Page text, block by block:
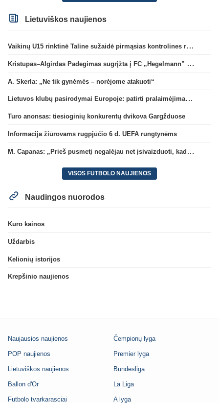
Lietuviškos naujienos
Vaikinų U15 rinktinė Taline sužaidė pirmąsias kontrolines rungtynes
Kristupas–Algirdas Padegimas sugrįžta į FC „Hegelmann” B sudėtį
A. Skerla: „Ne tik gynėmės – norėjome atakuoti“
Lietuvos klubų pasirodymai Europoje: patirti pralaimėjimai Kroatijos atstovams
Turo anonsas: tiesioginių konkurentų dvikova Gargžduose
Informacija žiūrovams rugpjūčio 6 d. UEFA rungtynėms
M. Capanas: „Prieš pusmetį negalėjau net įsivaizduoti, kad žaisime prieš „Hajduk“
VISOS FUTBOLO NAUJIENOS
Naudingos nuorodos
Kuro kainos
Uždarbis
Kelionių istorijos
Krepšinio naujienos
Naujausios naujienos
POP naujienos
Lietuviškos naujienos
Ballon d'Or
Futbolo tvarkarasciai
Čempionų lyga
Premier lyga
Bundesliga
La Liga
A lyga